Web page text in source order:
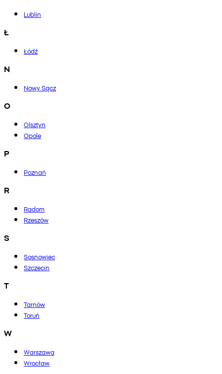
Lublin
Ł
Łódź
N
Nowy Sącz
O
Olsztyn
Opole
P
Poznań
R
Radom
Rzeszów
S
Sosnowiec
Szczecin
T
Tarnów
Toruń
W
Warszawa
Wrocław